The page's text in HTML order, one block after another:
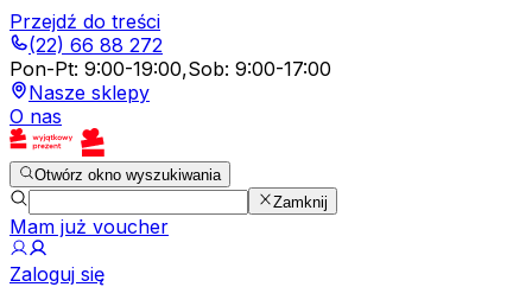
Przejdź do treści
(22) 66 88 272
Pon-Pt: 9:00-19:00,Sob: 9:00-17:00
Nasze sklepy
O nas
Otwórz okno wyszukiwania
Zamknij
Mam już voucher
Zaloguj się